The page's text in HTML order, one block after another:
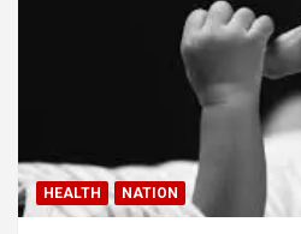
HEALTH NATION